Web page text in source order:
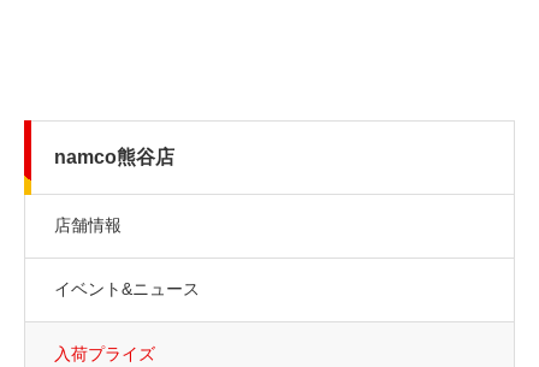
namco熊谷店
店舗情報
イベント&ニュース
入荷プライズ